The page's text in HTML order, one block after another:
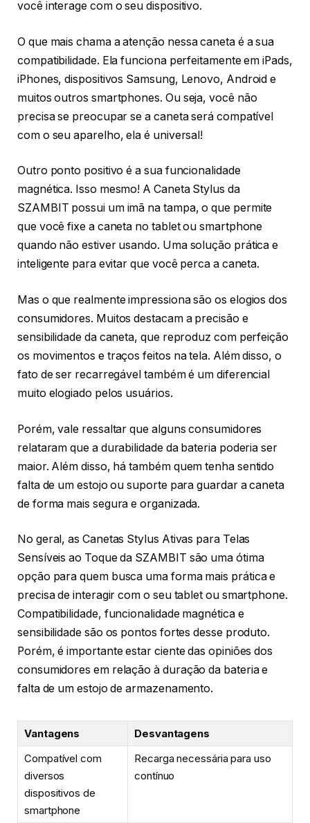
você interage com o seu dispositivo.
O que mais chama a atenção nessa caneta é a sua
compatibilidade. Ela funciona perfeitamente em iPads,
iPhones, dispositivos Samsung, Lenovo, Android e
muitos outros smartphones. Ou seja, você não
precisa se preocupar se a caneta será compatível
com o seu aparelho, ela é universal!
Outro ponto positivo é a sua funcionalidade
magnética. Isso mesmo! A Caneta Stylus da
SZAMBIT possui um imã na tampa, o que permite
que você fixe a caneta no tablet ou smartphone
quando não estiver usando. Uma solução prática e
inteligente para evitar que você perca a caneta.
Mas o que realmente impressiona são os elogios dos
consumidores. Muitos destacam a precisão e
sensibilidade da caneta, que reproduz com perfeição
os movimentos e traços feitos na tela. Além disso, o
fato de ser recarregável também é um diferencial
muito elogiado pelos usuários.
Porém, vale ressaltar que alguns consumidores
relataram que a durabilidade da bateria poderia ser
maior. Além disso, há também quem tenha sentido
falta de um estojo ou suporte para guardar a caneta
de forma mais segura e organizada.
No geral, as Canetas Stylus Ativas para Telas
Sensíveis ao Toque da SZAMBIT são uma ótima
opção para quem busca uma forma mais prática e
precisa de interagir com o seu tablet ou smartphone.
Compatibilidade, funcionalidade magnética e
sensibilidade são os pontos fortes desse produto.
Porém, é importante estar ciente das opiniões dos
consumidores em relação à duração da bateria e
falta de um estojo de armazenamento.
Vantagens
Desvantagens
Compatível com
diversos
dispositivos de
smartphone
Recarga necessária para uso
contínuo